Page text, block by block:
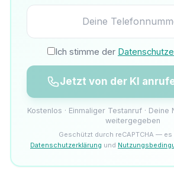
Ich stimme der
Jetzt von der KI
Kostenlos · Einmaliger Testanruf ·
weitergegeben
Geschützt durch reCAPTCHA —
Datenschutzerklärung und